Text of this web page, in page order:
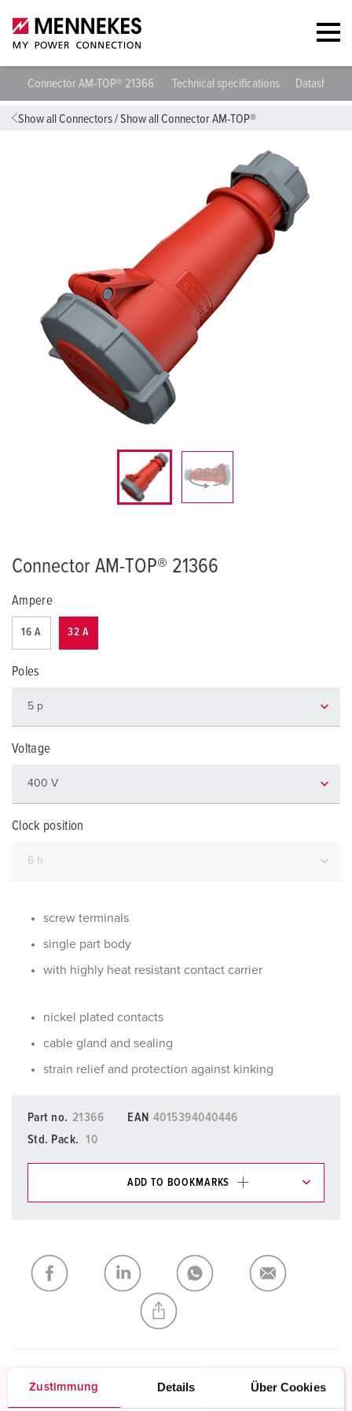
Zustimmung Details Über Cookies
Connector AM-TOP® 21366 Technical specifications Datasheets
Show all Connectors/Show all Connector AM-TOP®
Connector AM-TOP® 21366
Ampere
16 A 32 A
Poles
Voltage
Clock position
screw terminals
single part body
with highly heat resistant contact carrier
nickel plated contacts
cable gland and sealing
strain relief and protection against kinking
Part no. 21366 EAN 4015394040446
Std. Pack.
10
ADD TO BOOKMARKS
My list ADD
CREATE A NEW LIST